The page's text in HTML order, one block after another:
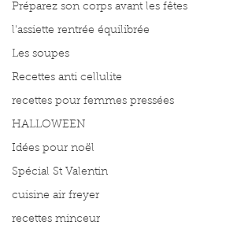
Préparez son corps avant les fêtes
l'assiette rentrée équilibrée
Les soupes
Recettes anti cellulite
recettes pour femmes pressées
HALLOWEEN
Idées pour noël
Spécial St Valentin
cuisine air freyer
recettes minceur